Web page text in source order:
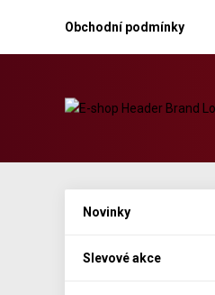
Obchodní podmínky
Novinky
Slevové akce